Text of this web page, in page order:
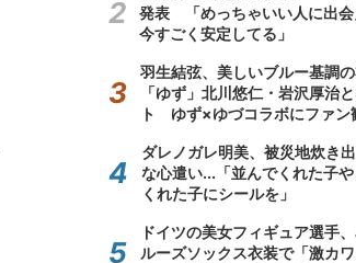
発表 「めっちゃいい人に出会
今すごく安定してる」
羽生結弦、美しいブルー基調
「ゆず」北川悠仁・岩沢厚治
ト ゆず×ゆづコラボにファン
ダレノガレ明美、被災地炊き
な心遣い...「並んでくれた子
くれた子にシールを」
ドイツの美女フィギュア選手
ルーズソックス衣装で「激カ